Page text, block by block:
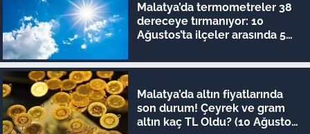
Malatya’da termometreler 38
dereceye tırmanıyor: 10
Ağustos’ta ilçeler arasında 5
Malatya’da altın fiyatlarında
son durum! Çeyrek ve gram
altın kaç TL Oldu? (10 Ağustos